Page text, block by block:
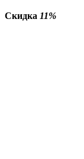
Скидка 11%